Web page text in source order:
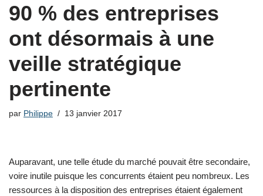
90 % des entreprises
ont désormais à une
veille stratégique
pertinente
par Philippe 13 janvier 2017
Auparavant, une telle étude du marché pouvait être secondaire,
voire inutile puisque les concurrents étaient peu nombreux. Les
ressources à la disposition des entreprises étaient également